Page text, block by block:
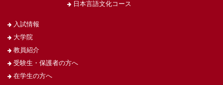
日本言語文化コース
入試情報
大学院
教員紹介
受験生・保護者の方へ
在学生の方へ